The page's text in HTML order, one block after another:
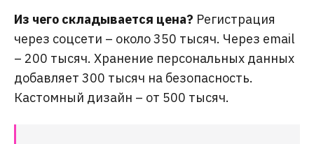
Из чего складывается цена? Регистрация
через соцсети – около 350 тысяч. Через email
– 200 тысяч. Хранение персональных данных
добавляет 300 тысяч на безопасность.
Кастомный дизайн – от 500 тысяч.